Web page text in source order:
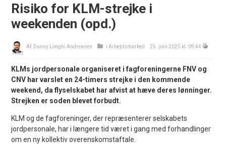
Risiko for KLM-strejke i
weekenden (opd.)
Af: Danny Longhi Andreasen iArbejdsmarked
25. juni 2025 kl. 09:44
Print
KLMs jordpersonale organiseret i fagforeningerne FNV og
CNV har varslet en 24-timers strejke i den kommende
weekend, da flyselskabet har afvist at hæve deres lønninger.
Strejken er soden blevet forbudt.
KLM og de fagforeninger, der repræsenterer selskabets
jordpersonale, har i længere tid været i gang med forhandlinger
om en ny kollektiv overenskomstaftale.